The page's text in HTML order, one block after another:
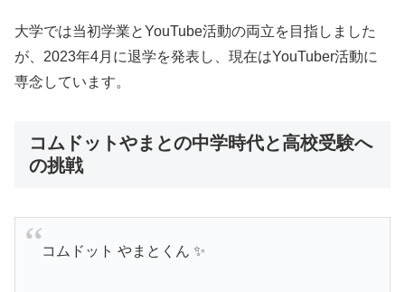
大学では当初学業とYouTube活動の両立を目指しました
が、2023年4月に退学を発表し、現在はYouTuber活動に
専念しています。
コムドットやまとの中学時代と高校受験へ
の挑戦
コムドット やまとくん ✨️